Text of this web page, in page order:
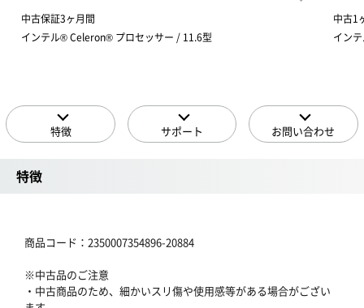
中古保証3ヶ月間
インテル® Celeron® プロセッサー / 11.6型
中古1
イン
特徴 サポート お問い合わせ
特徴
商品コード：2350007354896-20884
※中古品のご注意
・中古商品のため、細かいスリ傷や使用感等がある場合がござい